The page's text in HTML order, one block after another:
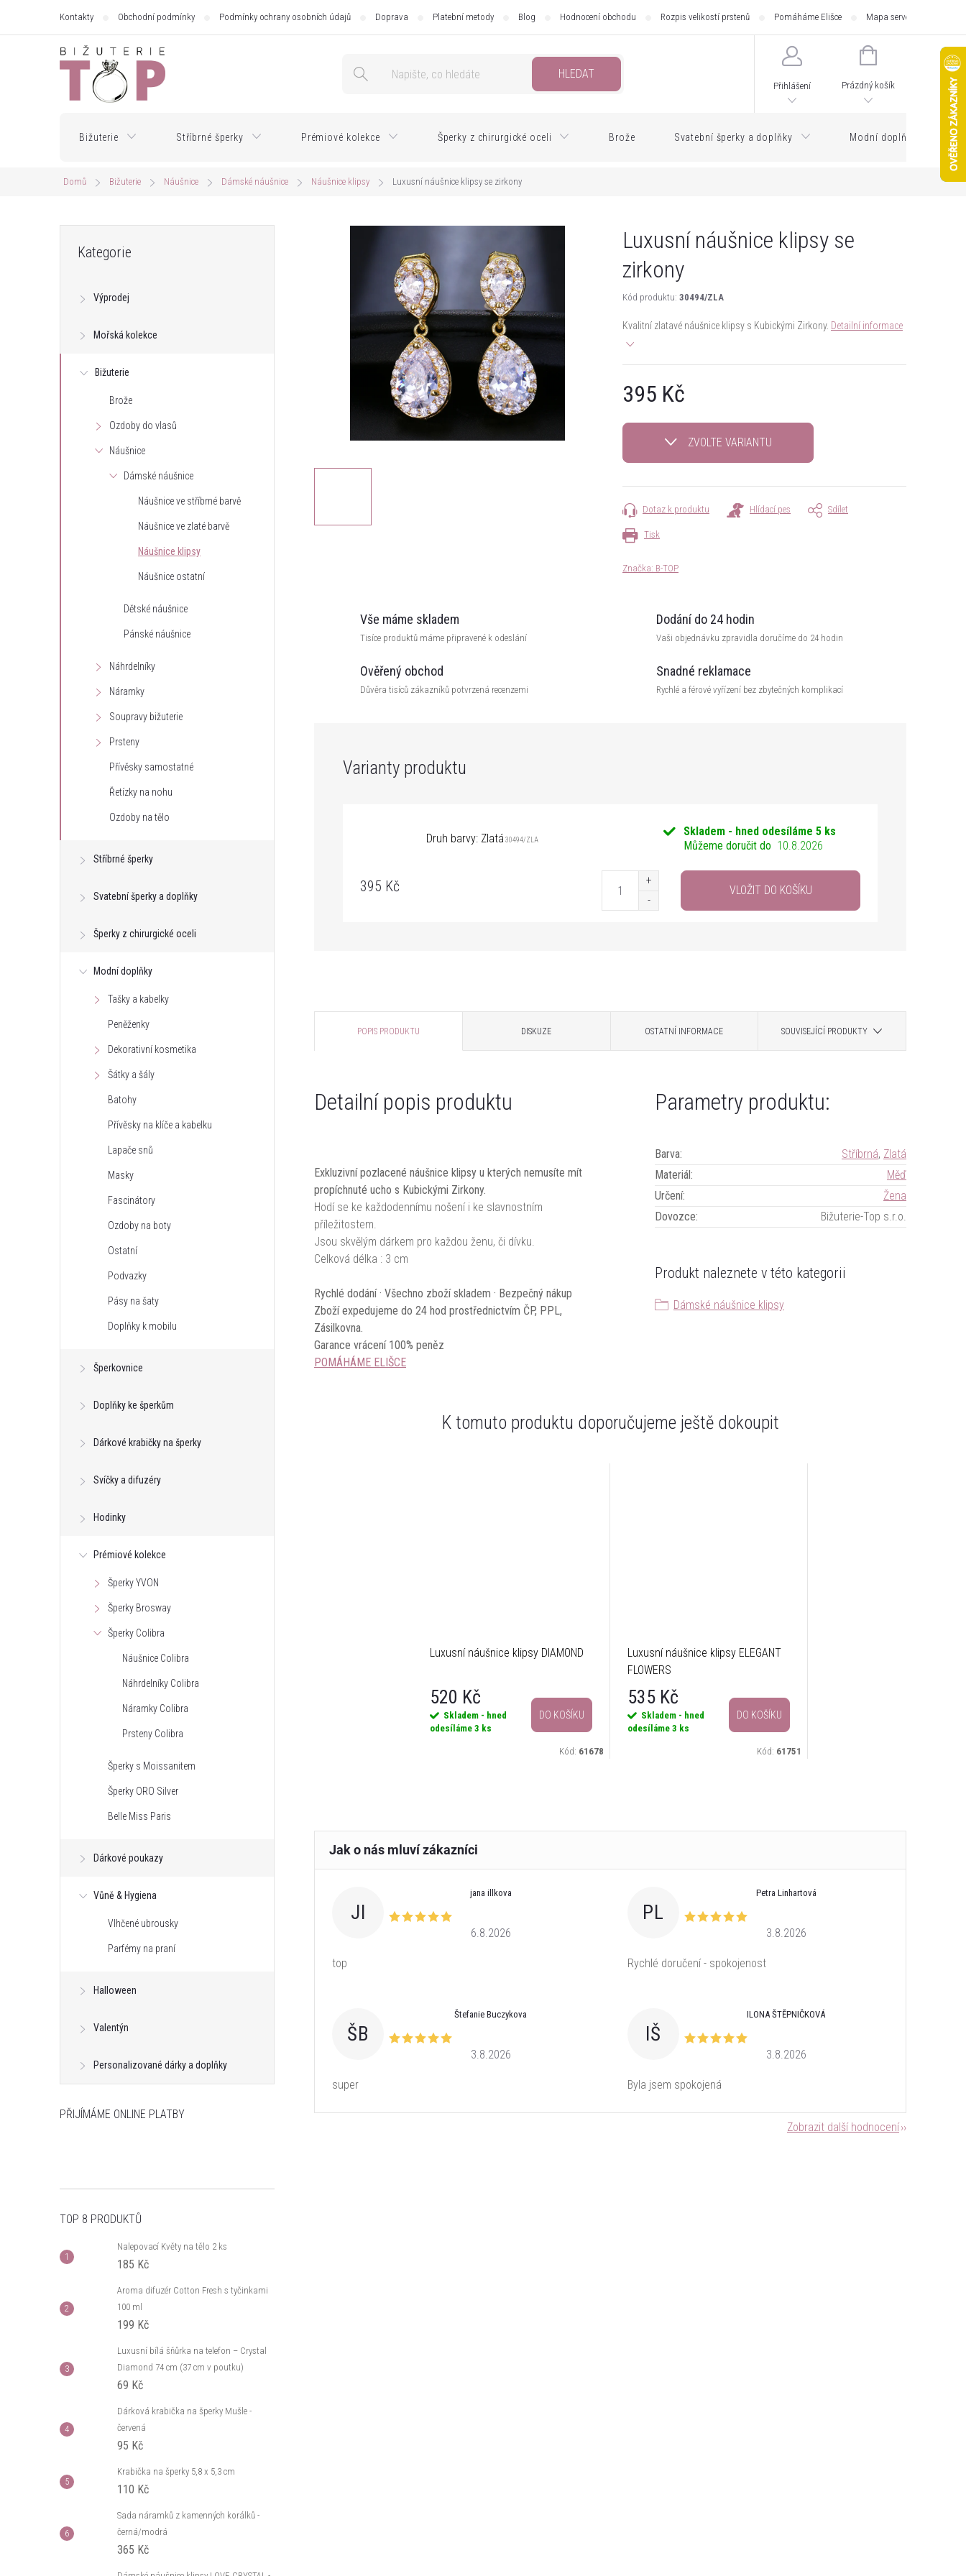
Kontakty Obchodní podmínky Podmínky ochrany osobních údajů Doprava Platební metody Blog Hodnocení obchodu Rozpis velikostí prstenů Pomáháme Elišce Mapa serveru
HLEDAT
Přihlášení
NÁKUPNÍ
Prázdný košík
Bižuterie Stříbrné šperky Prémiové kolekce Šperky z chirurgické oceli Brože Svatební šperky a doplňky Modní doplňky
Domů Bižuterie Náušnice Dámské náušnice Náušnice klipsy Luxusní náušnice klipsy se zirkony
t
kategorie
Kategorie
Výprodej
Mořská kolekce
Bižuterie
Brože
Ozdoby do vlasů
Náušnice
Dámské náušnice
Náušnice ve stříbrné barvě
Náušnice ve zlaté barvě
Náušnice klipsy
Náušnice ostatní
Dětské náušnice
Pánské náušnice
Náhrdelníky
Náramky
Soupravy bižuterie
Prsteny
Přívěsky samostatné
Řetízky na nohu
Ozdoby na tělo
Stříbrné šperky
Svatební šperky a doplňky
Šperky z chirurgické oceli
Modní doplňky
Tašky a kabelky
Peněženky
Dekorativní kosmetika
Šátky a šály
Batohy
Přívěsky na klíče a kabelku
Lapače snů
Masky
Fascinátory
Ozdoby na boty
Ostatní
Podvazky
Pásy na šaty
Doplňky k mobilu
Šperkovnice
Doplňky ke šperkům
Dárkové krabičky na šperky
Svíčky a difuzéry
Hodinky
Prémiové kolekce
Šperky YVON
Šperky Brosway
Šperky Colibra
Náušnice Colibra
Náhrdelníky Colibra
Náramky Colibra
Prsteny Colibra
Šperky s Moissanitem
Šperky ORO Silver
Belle Miss Paris
Dárkové poukazy
Vůně & Hygiena
Vlhčené ubrousky
Parfémy na praní
Halloween
Valentýn
Personalizované dárky a doplňky
PŘIJÍMÁME ONLINE PLATBY
TOP 8 PRODUKTŮ
Nalepovací Květy na tělo 2 ks
185 Kč
Aroma difuzér Cotton Fresh s tyčinkami
100 ml
199 Kč
Luxusní bílá šňůrka na telefon – Crystal
Diamond 74 cm (37 cm v poutku)
69 Kč
Dárková krabička na šperky Mušle -
červená
95 Kč
Krabička na šperky 5,8 x 5,3 cm
110 Kč
Sada náramků z kamenných korálků -
černá/modrá
365 Kč
Luxusní náušnice klipsy se
zirkony
Kód produktu: 30494/ZLA
Kvalitní zlatavé náušnice klipsy s Kubickými Zirkony. Detailní informace
395 Kč
cena:
ZVOLTE VARIANTU
Tisk
Dotaz k produktu Hlídací pes Sdílet
Značka: B-TOP
Vše máme skladem
Tisíce produktů máme připravené k odeslání
Dodání do 24 hodin
Vaši objednávku zpravidla doručíme do 24 hodin
Ověřený obchod
Důvěra tisíců zákazníků potvrzená recenzemi
Snadné reklamace
Rychlé a férové vyřízení bez zbytečných komplikací
Druh barvy: Zlatá 30494/ZLA
Skladem - hned odesíláme5 ks
Můžeme doručit do 10.8.2026
395 Kč VLOŽIT DO KOŠÍKU
POPIS PRODUKTU DISKUZE OSTATNÍ INFORMACE SOUVISEJÍCÍ PRODUKTY
Detailní popis produktu
Exkluzivní pozlacené náušnice klipsy u kterých nemusíte mít
propíchnuté ucho s Kubickými Zirkony.
Hodí se ke každodennímu nošení i ke slavnostním
příležitostem.
Jsou skvělým dárkem pro každou ženu, či dívku.
Celková délka : 3 cm
Rychlé dodání · Všechno zboží skladem · Bezpečný nákup
Zboží expedujeme do 24 hod prostřednictvím ČP, PPL,
Zásilkovna.
Garance vrácení 100% peněz
POMÁHÁME ELIŠCE
Parametry produktu:
Barva: Stříbrná, Zlatá
Materiál:
Měď
Určení:
Žena
Dovozce: Bižuterie-Top s.r.o.
Produkt naleznete v této kategorii
Dámské náušnice klipsy
K tomuto produktu doporučujeme ještě dokoupit
Luxusní náušnice klipsy DIAMOND
520 Kč
Skladem - hned
odesíláme 3 ks
DO KOŠÍKU
Kód: 61678
Luxusní náušnice klipsy ELEGANT
FLOWERS
535 Kč
Skladem - hned
odesíláme 3 ks
DO KOŠÍKU
Kód: 61751
JI
jana illkova
6.8.2026
top
PL
Petra Linhartová
3.8.2026
Rychlé doručení - spokojenost
ŠB
Štefanie Buczykova
3.8.2026
super
IŠ
ILONA ŠTĚPNIČKOVÁ
3.8.2026
Byla jsem spokojená
Zobrazit další hodnocení